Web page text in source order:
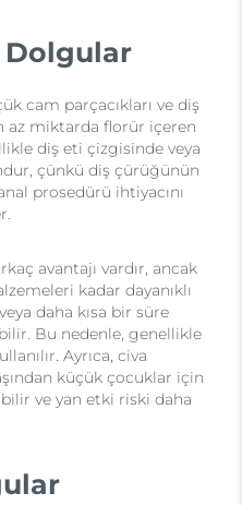
Dolgular
cam parçacıkları ve diş
az miktarda florür içeren
diş eti çizgisinde veya
çünkü diş çürüğünün
prosedürü ihtiyacını
avantajı vardır, ancak
kadar dayanıklı
daha kısa bir süre
Bu nedenle, genellikle
Ayrıca, civa
küçük çocuklar için
ve yan etki riski daha